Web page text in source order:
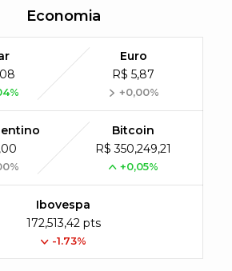
Economia
Euro
R$ 5,87
+0,00%
Bitcoin
R$ 350,249,21
+0,05%
Ibovespa
172,513,42 pts
-1.73%